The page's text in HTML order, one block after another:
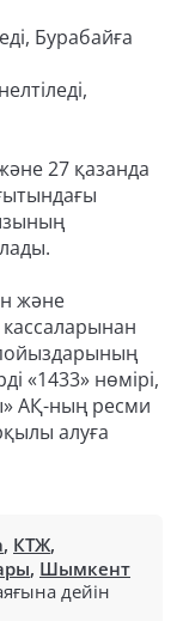
Бурабайға
27 қазанда
және
«1433» нөмірі,
АҚ-ның ресми
алуға
, КТЖ,
, Шымкент
дейін